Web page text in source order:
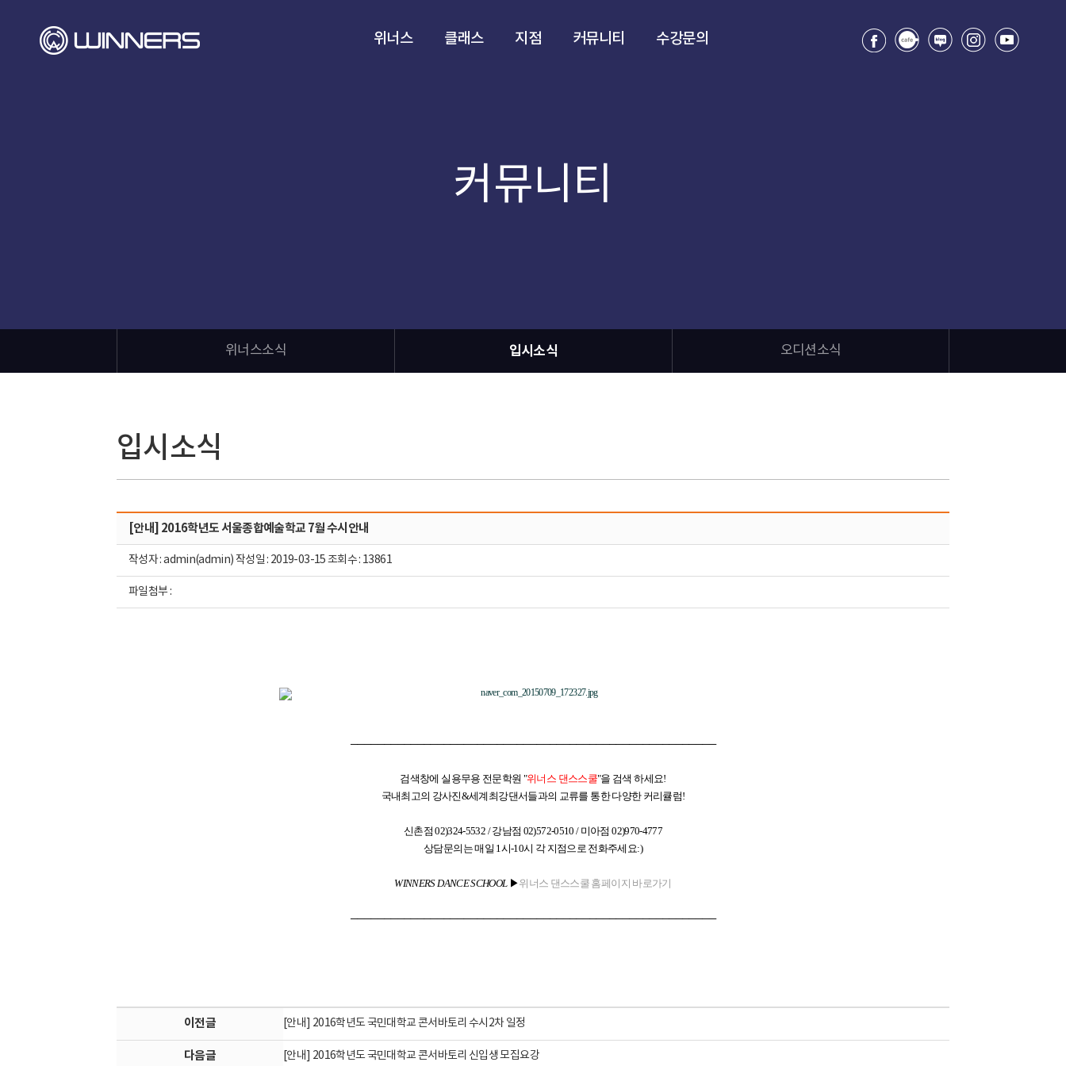
위너스 클래스 지점 커뮤니티 수강문의
커뮤니티
위너스소식 입시소식 오디션소식
입시소식
[안내] 2016학년도 서울종합예술학교 7월 수시안내
작성자 : admin(admin) 작성일 : 2019-03-15 조회수 : 13861
파일첨부 :
───────────────────────────────────────────────────────
검색창에 실용무용 전문학원 "위너스 댄스스쿨"을 검색 하세요!
국내최고의 강사진&세계최강댄서들과의 교류를 통한 다양한 커리큘럼!
신촌점 02)324-5532 / 강남점 02)572-0510 / 미아점 02)970-4777
상담문의는 매일 1시-10시 각 지점으로 전화주세요:)
WINNERS DANCE SCHOOL▶위너스 댄스스쿨 홈페이지 바로가기
───────────────────────────────────────────────────────
이전글 [안내] 2016학년도 국민대학교 콘서바토리 수시2차 일정
다음글 [안내] 2016학년도 국민대학교 콘서바토리 신입생 모집요강